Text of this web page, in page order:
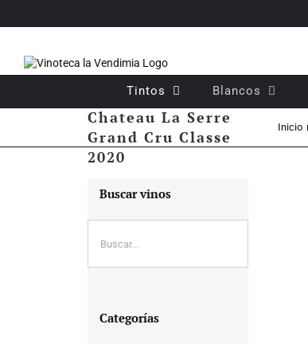
Tintos Blancos
Vino tinto crianza
Chateau La Serre
Grand Cru Classe
2020
Inicio
Buscar vinos
Categorías